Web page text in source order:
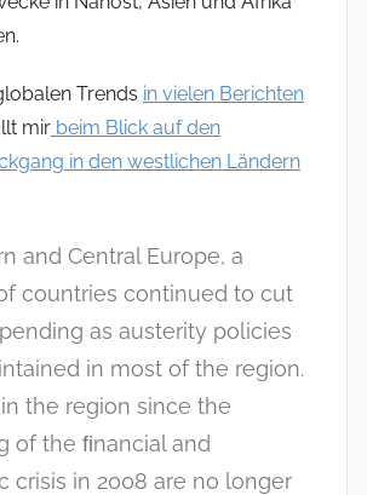
Trends in vielen Berichten
mir beim Blick auf den
in den westlichen Ländern
and Central Europe, a
countries continued to cut
as austerity policies
in most of the region.
the region since the
of the ﬁnancial and
crisis in 2008 are no longer